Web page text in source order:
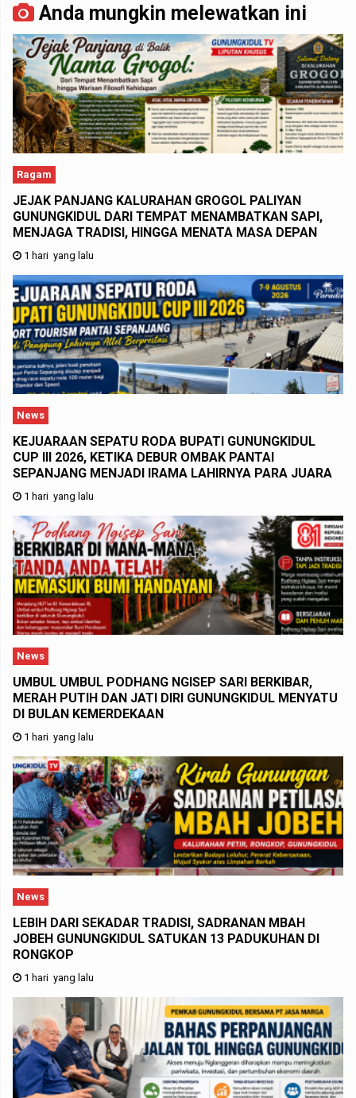
Anda mungkin melewatkan ini
Ragam
JEJAK PANJANG KALURAHAN GROGOL PALIYAN
GUNUNGKIDUL DARI TEMPAT MENAMBATKAN SAPI,
MENJAGA TRADISI, HINGGA MENATA MASA DEPAN
1 hari yang lalu
News
KEJUARAAN SEPATU RODA BUPATI GUNUNGKIDUL
CUP III 2026, KETIKA DEBUR OMBAK PANTAI
SEPANJANG MENJADI IRAMA LAHIRNYA PARA JUARA
1 hari yang lalu
News
UMBUL UMBUL PODHANG NGISEP SARI BERKIBAR,
MERAH PUTIH DAN JATI DIRI GUNUNGKIDUL MENYATU
DI BULAN KEMERDEKAAN
1 hari yang lalu
News
LEBIH DARI SEKADAR TRADISI, SADRANAN MBAH
JOBEH GUNUNGKIDUL SATUKAN 13 PADUKUHAN DI
RONGKOP
1 hari yang lalu